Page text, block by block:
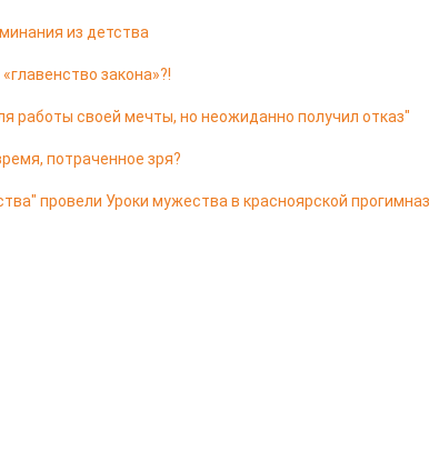
из детства
закона»?!
работы своей мечты, но неожиданно получил отказ"
потраченное зря?
провели Уроки мужества в красноярской